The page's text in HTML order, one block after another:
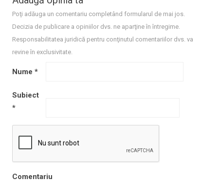
Poţi adăuga un comentariu completând formularul de mai jos.
Decizia de publicare a opiniilor dvs. ne aparţine în întregime.
Responsabilitatea juridică pentru conţinutul comentariilor dvs. va
revine în exclusivitate.
Nume *
Subiect
*
Comentariu